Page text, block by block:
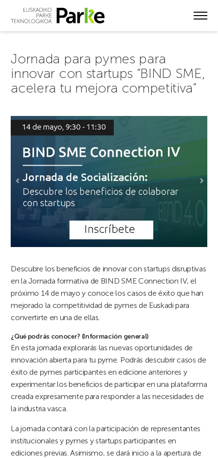
Jornada para pymes para
innovar con startups “BIND SME,
acelera tu mejora competitiva”
Descubre los beneficios de innovar con startups disruptivas
en la Jornada formativa de BIND SME Connection IV, el
próximo 14 de mayo y conoce los casos de éxito que han
mejorado la competitividad de pymes de Euskadi para
convertirte en una de ellas.
¿Qué podrás conocer? (Información general)
En esta jornada explorarás las nuevas oportunidades de
innovación abierta para tu pyme. Podrás descubrir casos de
éxito de pymes participantes en edicione anteriores y
experimentar los beneficios de participar en una plataforma
creada expresamente para responder a las necesidades de
la industria vasca.
La jornada contará con la participación de representantes
institucionales y pymes y startups participantes en
ediciones previas. Asimismo, se dará inicio a la apertura de